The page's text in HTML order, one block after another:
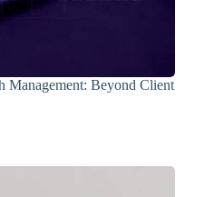
Management: Beyond Client